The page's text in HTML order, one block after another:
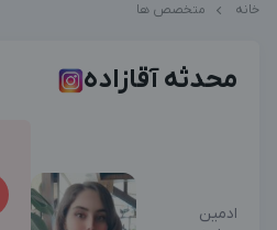
خانه متخصص ها
محدثه آقازاده
ادمین